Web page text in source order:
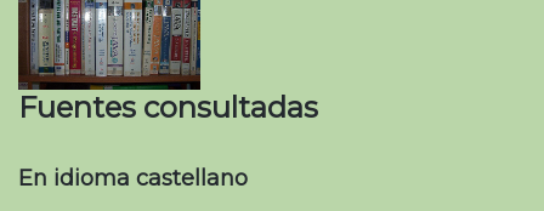
Fuentes consultadas
En idioma castellano